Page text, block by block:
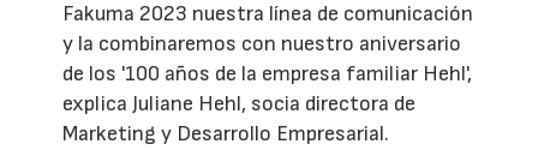
Fakuma 2023 nuestra línea de comunicación
y la combinaremos con nuestro aniversario
de los '100 años de la empresa familiar Hehl',
explica Juliane Hehl, socia directora de
Marketing y Desarrollo Empresarial.